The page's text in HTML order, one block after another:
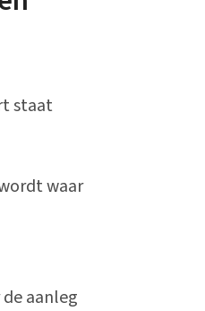
staat
waar
aanleg